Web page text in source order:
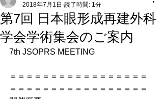
第7回 日本眼形成再建外科
学会学術集会のご案内
2018年7月1日 読了時間: 1分
7th JSOPRS MEETING
＝＝＝＝＝＝＝＝＝＝＝＝＝＝＝＝＝
＝＝＝＝＝＝＝＝＝＝＝＝＝＝＝＝＝